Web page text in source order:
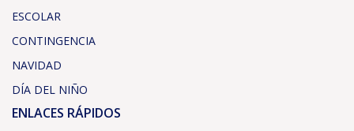
ESCOLAR
CONTINGENCIA
NAVIDAD
DÍA DEL NIÑO
ENLACES RÁPIDOS